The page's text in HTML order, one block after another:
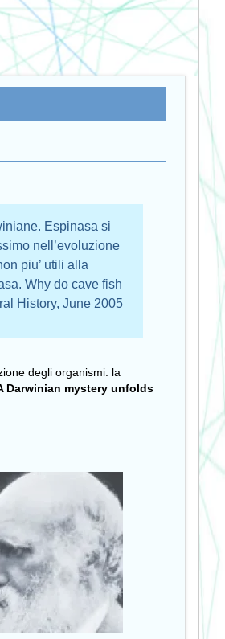
Espinasa si
nell’evoluzione
piu’ utili alla
Why do cave fish
History, June 2005
degli organismi: la
Darwinian mystery unfolds